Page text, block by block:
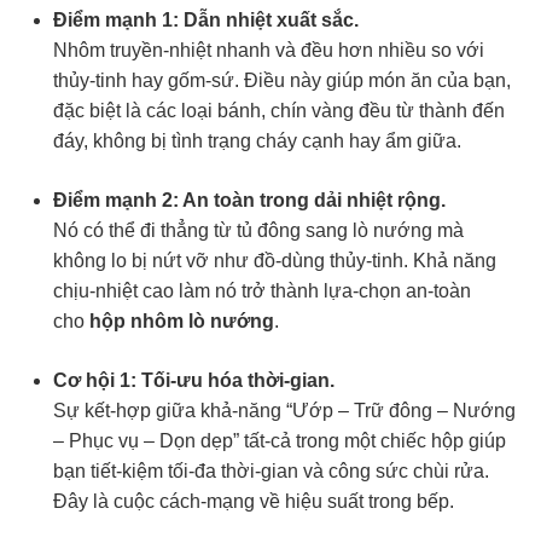
Điểm mạnh 1: Dẫn nhiệt xuất sắc.
Nhôm truyền-nhiệt nhanh và đều hơn nhiều so với
thủy-tinh hay gốm-sứ. Điều này giúp món ăn của bạn,
đặc biệt là các loại bánh, chín vàng đều từ thành đến
đáy, không bị tình trạng cháy cạnh hay ẩm giữa.
Điểm mạnh 2: An toàn trong dải nhiệt rộng.
Nó có thể đi thẳng từ tủ đông sang lò nướng mà
không lo bị nứt vỡ như đồ-dùng thủy-tinh. Khả năng
chịu-nhiệt cao làm nó trở thành lựa-chọn an-toàn
cho hộp nhôm lò nướng.
Cơ hội 1: Tối-ưu hóa thời-gian.
Sự kết-hợp giữa khả-năng “Ướp – Trữ đông – Nướng
– Phục vụ – Dọn dẹp” tất-cả trong một chiếc hộp giúp
bạn tiết-kiệm tối-đa thời-gian và công sức chùi rửa.
Đây là cuộc cách-mạng về hiệu suất trong bếp.